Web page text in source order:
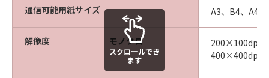
通信可能用紙サイズ A3、B4、A4
解像度 モノクロ
200×100dpi
400×400dpi
スクロールでき
ます